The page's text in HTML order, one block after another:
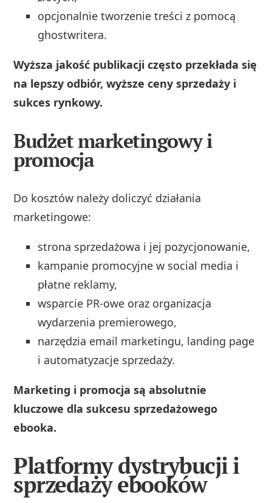
opcjonalnie tworzenie treści z pomocą
ghostwritera.
Wyższa jakość publikacji często przekłada się
na lepszy odbiór, wyższe ceny sprzedaży i
sukces rynkowy.
Budżet marketingowy i
promocja
Do kosztów należy doliczyć działania
marketingowe:
strona sprzedażowa i jej pozycjonowanie,
kampanie promocyjne w social media i
płatne reklamy,
wsparcie PR-owe oraz organizacja
wydarzenia premierowego,
narzędzia email marketingu, landing page
i automatyzacje sprzedaży.
Marketing i promocja są absolutnie
kluczowe dla sukcesu sprzedażowego
ebooka.
Platformy dystrybucji i
sprzedaży ebooków